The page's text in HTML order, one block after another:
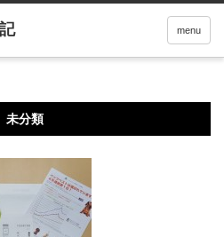
menu
未分類